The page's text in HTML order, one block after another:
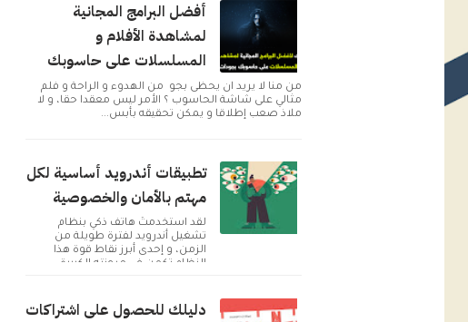
أفضل البرامج المجانية
لمشاهدة الأفلام و
المسلسلات على حاسوبك
من منا لا يريد ان يحظى بجو من الهدوء و الراحة و فلم
مثالي على شاشة الحاسوب ؟ الأمر ليس معقدا حقا، و لا
ملاذ صعب إطلاقا و يمكن تحقيقه بأبس...
تطبيقات أندرويد أساسية لكل
مهتم بالأمان والخصوصية
لقد استخدمتُ هاتف ذكي بنظام
تشغيل أندرويد لفترة طويلة من
الزمن، و إحدى أبرز نقاط قوة هذا
النظام تكمن في مرونته الكبيرة
دليلك للحصول على اشتراكات